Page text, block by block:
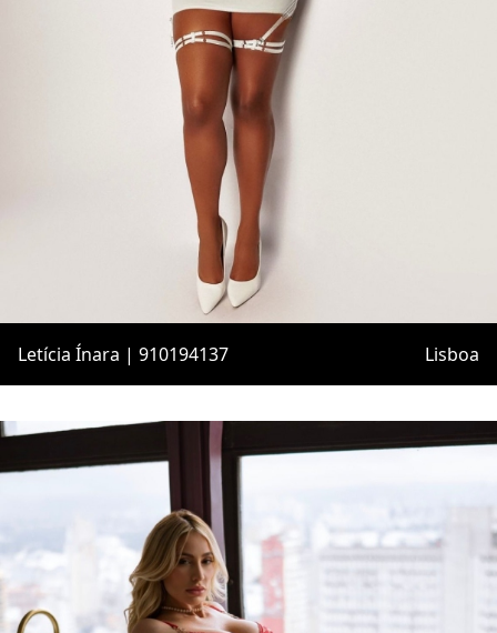
Letícia Ínara | 910194137 Lisboa